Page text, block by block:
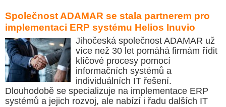
Společnost ADAMAR se stala partnerem pro
implementaci ERP systému Helios Inuvio
Jihočeská společnost ADAMAR už
více než 30 let pomáhá firmám řídit
klíčové procesy pomocí
informačních systémů a
individuálních IT řešení.
Dlouhodobě se specializuje na implementace ERP
systémů a jejich rozvoj, ale nabízí i řadu dalších IT